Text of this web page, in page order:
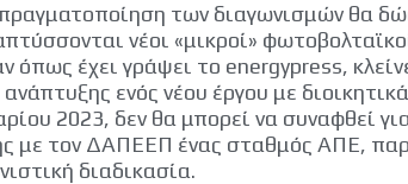
των διαγωνισμών θα
νέοι «μικροί»
όπως έχει γράψει το energypress,
ενός νέου έργου με
2023, δεν θα μπορεί να συναφθεί
με τον ΔΑΠΕΕΠ ένας σταθμός ΑΠΕ,
διαδικασία.